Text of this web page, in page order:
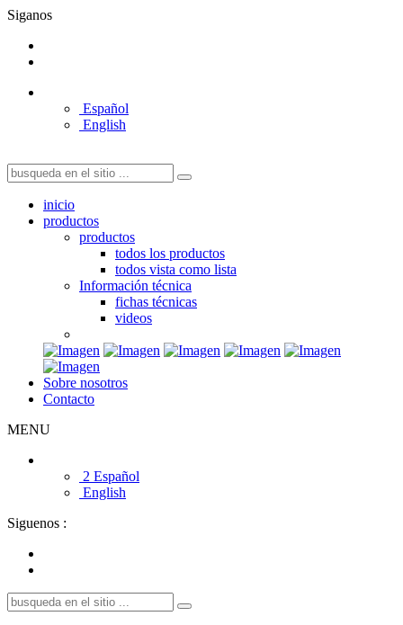
Siganos
Español
English
inicio
productos
productos
todos los productos
todos vista como lista
Información técnica
fichas técnicas
videos
Sobre nosotros
Contacto
MENU
2 Español
English
Siguenos :